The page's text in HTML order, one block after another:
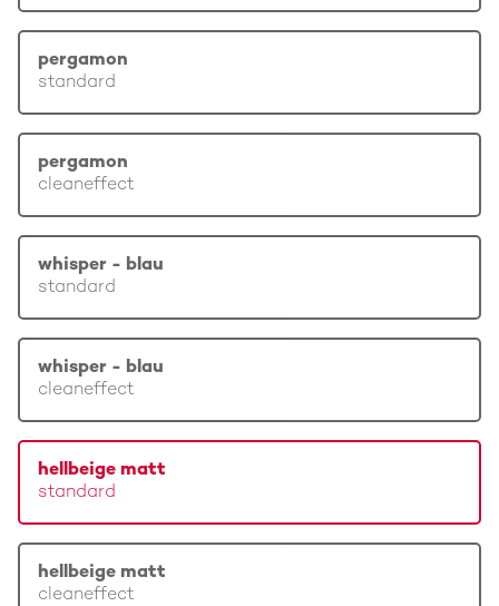
pergamon
standard
pergamon
cleaneffect
whisper - blau
standard
whisper - blau
cleaneffect
hellbeige matt
standard
hellbeige matt
cleaneffect